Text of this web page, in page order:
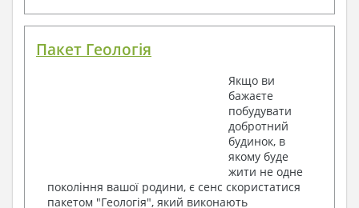
Пакет Геологія
Якщо ви
бажаєте
побудувати
добротний
будинок, в
якому буде
жити не одне
покоління вашої родини, є сенс скористатися
пакетом "Геологія", який виконають